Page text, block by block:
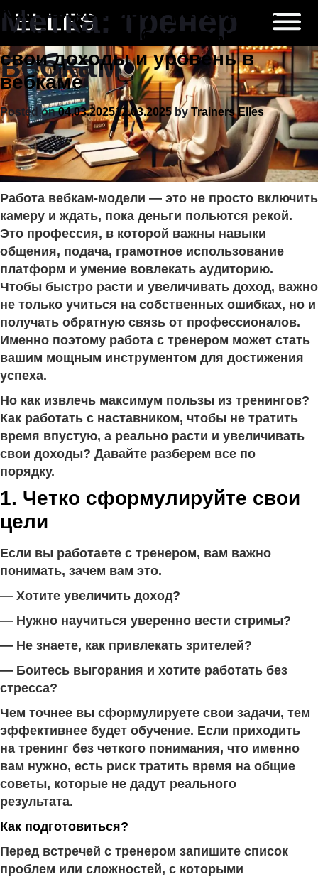
to
content
Метка: тренер
вебкам
Как эффективно работать с
тренером, чтобы повысить
свои доходы и уровень в
вебкаме
Posted on04.03.202512.03.2025byTrainers Elles
Работа вебкам-модели — это не просто включить
камеру и ждать, пока деньги польются рекой.
Это профессия, в которой важны навыки
общения, подача, грамотное использование
платформ и умение вовлекать аудиторию.
Чтобы быстро расти и увеличивать доход, важно
не только учиться на собственных ошибках, но и
получать обратную связь от профессионалов.
Именно поэтому работа с тренером может стать
вашим мощным инструментом для достижения
успеха.
Но как извлечь максимум пользы из тренингов?
Как работать с наставником, чтобы не тратить
время впустую, а реально расти и увеличивать
свои доходы? Давайте разберем все по
порядку.
1. Четко сформулируйте свои
цели
Если вы работаете с тренером, вам важно
понимать, зачем вам это.
— Хотите увеличить доход?
— Нужно научиться уверенно вести стримы?
— Не знаете, как привлекать зрителей?
— Боитесь выгорания и хотите работать без
стресса?
Чем точнее вы сформулируете свои задачи, тем
эффективнее будет обучение. Если приходить
на тренинг без четкого понимания, что именно
вам нужно, есть риск тратить время на общие
советы, которые не дадут реального
результата.
Как подготовиться?
Перед встречей с тренером запишите список
проблем или сложностей, с которыми